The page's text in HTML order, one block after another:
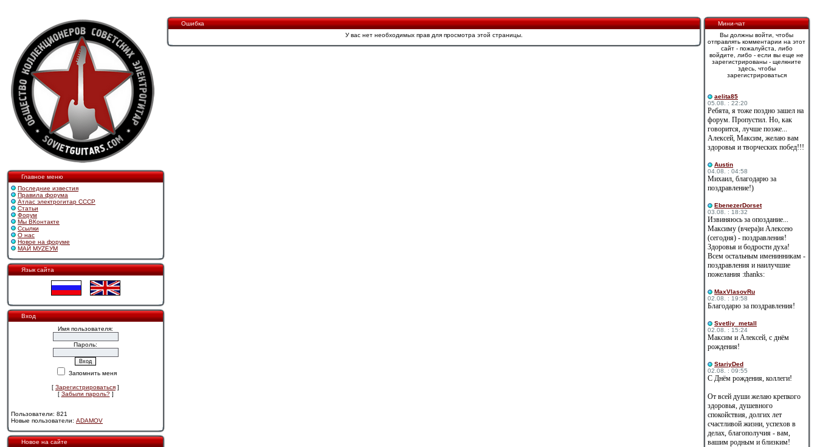
Главное меню
Последние известия
Правила форума
Атлас электрогитар СССР
Статьи
Форум
Мы ВКонтакте
Ссылки
О нас
Новое на форуме
МАЙ МУZЕУМ
Язык сайта
Вход
Имя пользователя:
Пароль:
Запомнить меня
[ Зарегистрироваться ]
[ Забыли пароль?]
Пользователи: 821
Новые пользователи: ADAMOV
Новое на сайте
Ошибка
У вас нет необходимых прав для просмотра этой страницы.
Мини-чат
Вы должны войти, чтобы
отправлять комментарии на этот
сайт - пожалуйста, либо
войдите, либо - если вы еще не
зарегистрированы - щелкните
здесь, чтобы
зарегистрироваться
aelita85
05.08. : 22:20
Ребята, я тоже поздно зашел на
форум. Пропустил. Но, как
говорится, лучше позже...
Алексей, Максим, желаю вам
здоровья и творческих побед!!!
Austin
04.08. : 04:58
Михаил, благодарю за
поздравление!)
EbenezerDorset
03.08. : 18:32
Извиняюсь за опоздание...
Максиму (вчера)и Алексею
(сегодня) - поздравления!
Здоровья и бодрости духа!
Всем остальным именинникам -
поздравления и наилучшие
пожелания :thanks:
MaxVlasovRu
02.08. : 19:58
Благодарю за поздравления!
Svetliy_metall
02.08. : 15:24
Максим и Алексей, с днём
рождения!
StariyDed
02.08. : 09:55
С Днём рождения, коллеги!
От всей души желаю крепкого
здоровья, душевного
спокойствия, долгих лет
счастливой жизни, успехов в
делах, благополучия - вам,
вашим родным и близким!